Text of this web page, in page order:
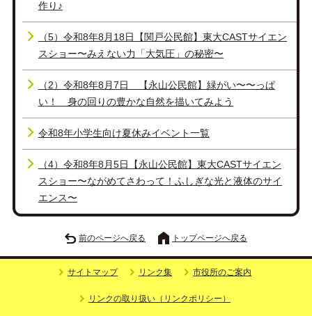
作り♪
（5）令和8年8月18日【関戸公民館】東大CASTサイエン
スショー〜みえない力「大気圧」の秘密〜
（2）令和8年8月7日 【永山公民館】緑がい〜〜っぱ
い！ 身の回りの豊かな自然を描いてみよう
令和8年小学生向け夏休みイベント一覧
（4）令和8年8月5日【永山公民館】東大CASTサイエン
スショー〜ながめてさわって！ふしぎな光と液体のサイ
エンス〜
前のページへ戻る トップページへ戻る
サイトマップ リンク集 市役所のご案内
リンクの取り扱い（リンクポリシー）